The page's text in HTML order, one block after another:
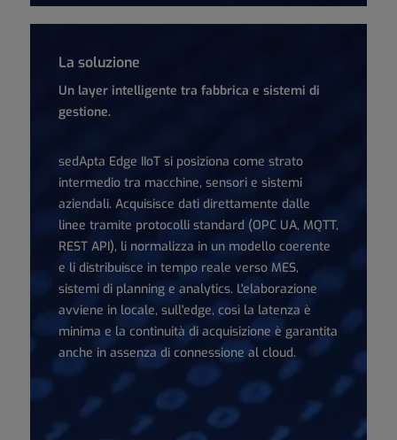
La soluzione
Un layer intelligente tra fabbrica e sistemi di
gestione.
sedApta Edge IIoT si posiziona come strato
intermedio tra macchine, sensori e sistemi
aziendali. Acquisisce dati direttamente dalle
linee tramite protocolli standard (OPC UA, MQTT,
REST API), li normalizza in un modello coerente
e li distribuisce in tempo reale verso MES,
sistemi di planning e analytics. L'elaborazione
avviene in locale, sull'edge, così la latenza è
minima e la continuità di acquisizione è garantita
anche in assenza di connessione al cloud.